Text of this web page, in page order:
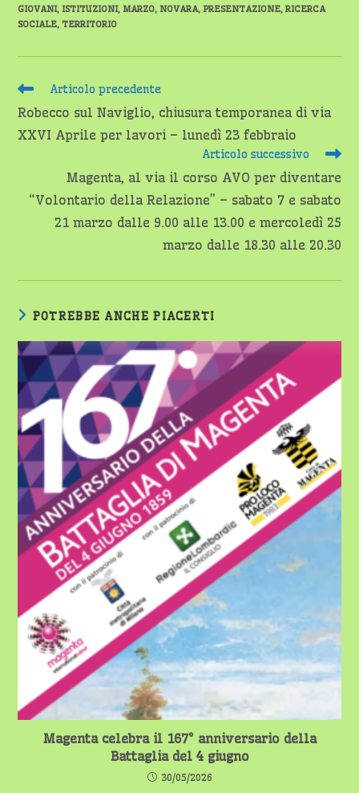
GIOVANI, ISTITUZIONI, MARZO, NOVARA, PRESENTAZIONE, RICERCA
SOCIALE, TERRITORIO
Leggi
articoli
Articolo precedente
Robecco sul Naviglio, chiusura temporanea di via
XXVI Aprile per lavori – lunedì 23 febbraio
Articolo successivo
Magenta, al via il corso AVO per diventare
“Volontario della Relazione” – sabato 7 e sabato
21 marzo dalle 9.00 alle 13.00 e mercoledì 25
marzo dalle 18.30 alle 20.30
POTREBBE ANCHE PIACERTI
Magenta celebra il 167° anniversario della
Battaglia del 4 giugno
30/05/2026